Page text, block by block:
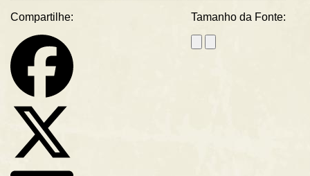
Compartilhe: Tamanho da Fonte: